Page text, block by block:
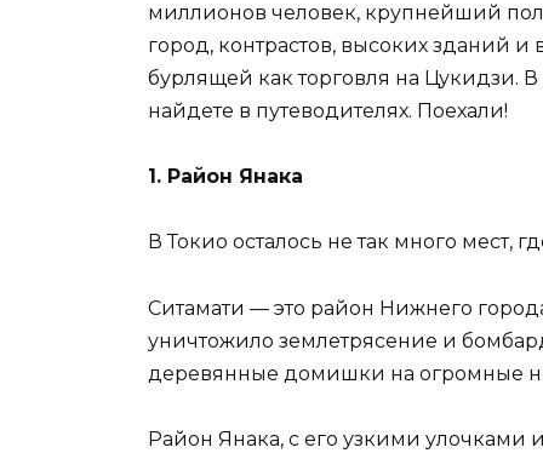
миллионов человек, крупнейший
город, контрастов, высоких зданий
бурлящей как торговля на Цукидзи.
найдете в путеводителях. Поехали!
1. Район Янака
В Токио осталось не так много мест,
Ситамати — это район Нижнего
уничтожило землетрясение и
деревянные домишки на огромные
Район Янака, с его узкими улочками